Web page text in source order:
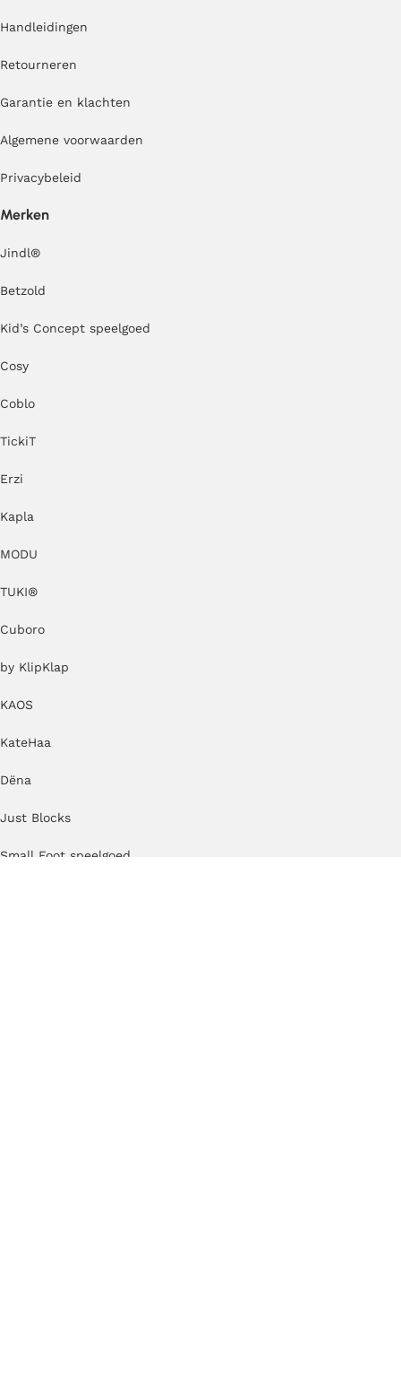
Handleidingen
Retourneren
Garantie en klachten
Algemene voorwaarden
Privacybeleid
Merken
Jindl®
Betzold
Kid’s Concept speelgoed
Cosy
Coblo
TickiT
Erzi
Kapla
MODU
TUKI®
Cuboro
by KlipKlap
KAOS
KateHaa
Dëna
Just Blocks
Small Foot speelgoed